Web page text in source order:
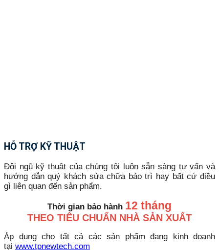
HỖ TRỢ KỸ THUẬT
Đội ngũ kỹ thuật của chúng tôi luôn sẵn sàng tư vấn và
hướng dẫn quý khách sửa chữa bảo trì hay bất cứ điều
gì liên quan đến sản phẩm.
Thời gian bảo hành 12 tháng
THEO TIÊU CHUẨN NHÀ SẢN XUẤT
Áp dụng cho tất cả các sản phẩm đang kinh doanh
tại www.tpnewtech.com